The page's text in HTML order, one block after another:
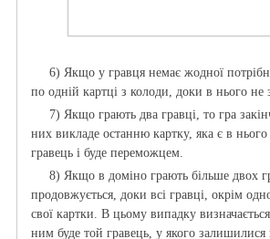
6) Якщо у гравця немає жодної
по одній картці з колоди, доки в нього не
7) Якщо грають два гравці, то гра
них викладе останню картку, яка є в
гравець і буде переможцем.
8) Якщо в доміно грають більше двох
продовжується, доки всі гравці, окрім
свої картки. В цьому випадку
ним буде той гравець, у якого залишилися